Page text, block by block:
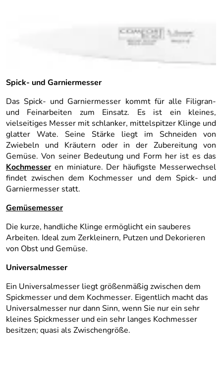
Spick- und Garniermesser
Das Spick- und Garniermesser kommt für alle Filigran-
und Feinarbeiten zum Einsatz. Es ist ein kleines,
vielseitiges Messer mit schlanker, mittelspitzer Klinge und
glatter Wate. Seine Stärke liegt im Schneiden von
Zwiebeln und Kräutern oder in der Zubereitung von
Gemüse. Von seiner Bedeutung und Form her ist es das
Kochmesseren miniature. Der häufigste Messerwechsel
findet zwischen dem Kochmesser und dem Spick- und
Garniermesser statt.
Gemüsemesser
Die kurze, handliche Klinge ermöglicht ein sauberes
Arbeiten. Ideal zum Zerkleinern, Putzen und Dekorieren
von Obst und Gemüse.
Universalmesser
Ein Universalmesser liegt größenmäßig zwischen dem
Spickmesser und dem Kochmesser. Eigentlich macht das
Universalmesser nur dann Sinn, wenn Sie nur ein sehr
kleines Spickmesser und ein sehr langes Kochmesser
besitzen; quasi als Zwischengröße.